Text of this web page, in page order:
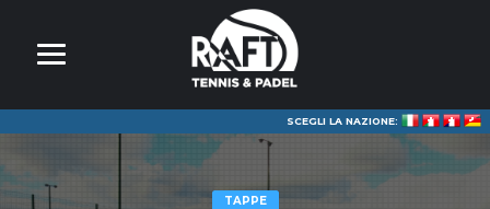
SCEGLI LA NAZIONE:
TAPPE